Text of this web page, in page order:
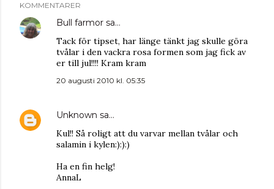
KOMMENTARER
Bull farmor sa…
Tack för tipset, har länge tänkt jag skulle göra
tvålar i den vackra rosa formen som jag fick av
er till jul!!!! Kram kram
20 augusti 2010 kl. 05:35
Unknown sa…
Kul!! Så roligt att du varvar mellan tvålar och
salamin i kylen:):):)
Ha en fin helg!
AnnaL